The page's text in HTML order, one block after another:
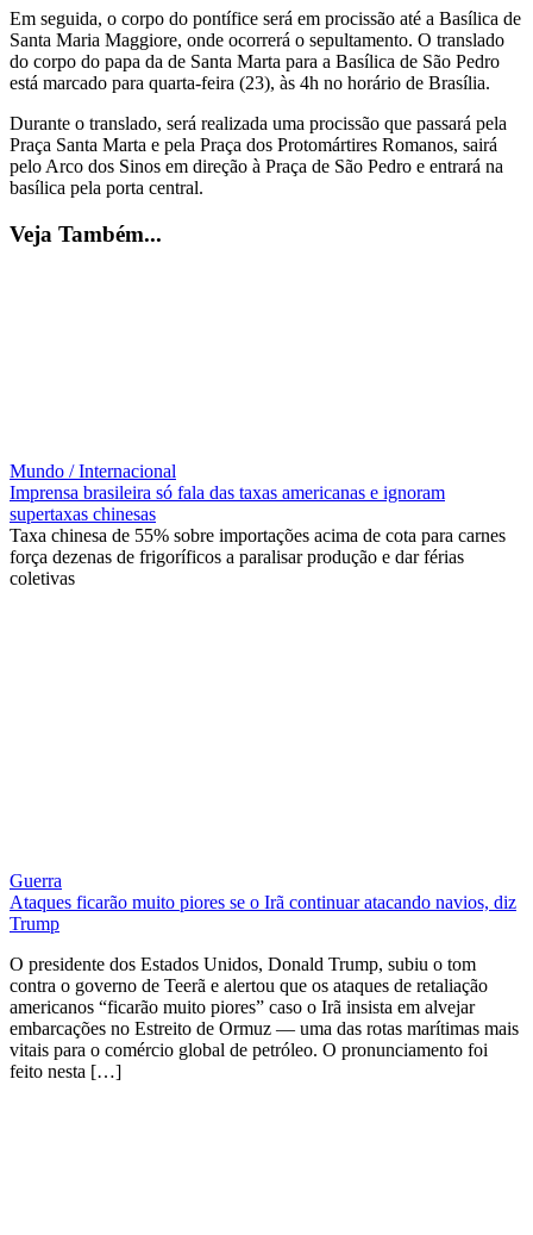
Em seguida, o corpo do pontífice será em procissão até a Basílica de
Santa Maria Maggiore, onde ocorrerá o sepultamento. O translado
do corpo do papa da de Santa Marta para a Basílica de São Pedro
está marcado para quarta-feira (23), às 4h no horário de Brasília.
Durante o translado, será realizada uma procissão que passará pela
Praça Santa Marta e pela Praça dos Protomártires Romanos, sairá
pelo Arco dos Sinos em direção à Praça de São Pedro e entrará na
basílica pela porta central.
Veja Também...
Mundo / Internacional
Imprensa brasileira só fala das taxas americanas e ignoram
supertaxas chinesas
Taxa chinesa de 55% sobre importações acima de cota para carnes
força dezenas de frigoríficos a paralisar produção e dar férias
coletivas
Guerra
Ataques ficarão muito piores se o Irã continuar atacando navios, diz
Trump
O presidente dos Estados Unidos, Donald Trump, subiu o tom
contra o governo de Teerã e alertou que os ataques de retaliação
americanos “ficarão muito piores” caso o Irã insista em alvejar
embarcações no Estreito de Ormuz — uma das rotas marítimas mais
vitais para o comércio global de petróleo. O pronunciamento foi
feito nesta […]